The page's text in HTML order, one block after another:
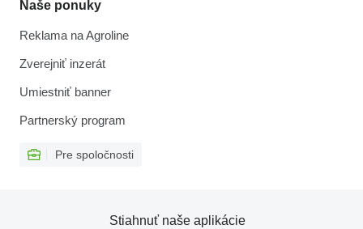
Naše ponuky
Reklama na Agroline
Zverejniť inzerát
Umiestniť banner
Partnerský program
Pre spoločnosti
Stiahnuť naše aplikácie